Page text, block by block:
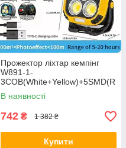
Прожектор ліхтар кемпінг
W891-1-
3COB(White+Yellow)+5SMD(R
ed) Power bank YF-32
В наявності
742 ₴ 1 382 ₴
Купити